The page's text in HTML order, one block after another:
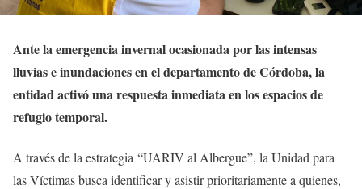
Ante la emergencia invernal ocasionada por las intensas
lluvias e inundaciones en el departamento de Córdoba, la
entidad activó una respuesta inmediata en los espacios de
refugio temporal.
A través de la estrategia “UARIV al Albergue”, la Unidad para
las Víctimas busca identificar y asistir prioritariamente a quienes,